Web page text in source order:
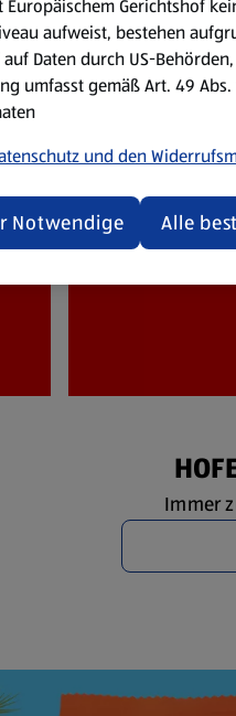
Immer
Europäischem Gerichtshof
aufweist, bestehen
Daten durch US-
umfasst gemäß Art. 49 Abs.
und den
Notwendige Alle